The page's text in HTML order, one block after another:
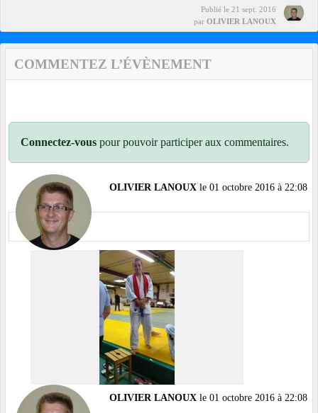
Publié le 21 sept. 2016
par OLIVIER LANOUX
COMMENTEZ L’ÉVÈNEMENT
Connectez-vous pour pouvoir participer aux commentaires.
OLIVIER LANOUX le 01 octobre 2016 à 22:08
OLIVIER LANOUX le 01 octobre 2016 à 22:08